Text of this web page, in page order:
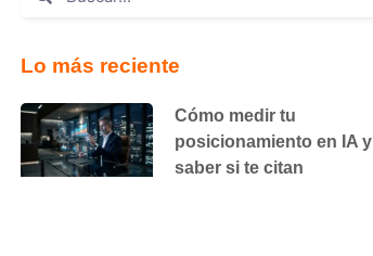
Lo más reciente
Cómo medir tu
posicionamiento en IA y
saber si te citan